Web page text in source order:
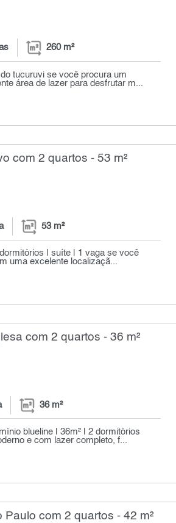
260 m²
tucuruvi se você procura um
área de lazer para desfrutar m...
com 2 quartos - 53 m²
53 m²
| suíte | 1 vaga se você
uma excelente localizaçã...
com 2 quartos - 36 m²
36 m²
blueline | 36m² | 2 dormitórios
e com lazer completo, f...
com 2 quartos - 42 m²